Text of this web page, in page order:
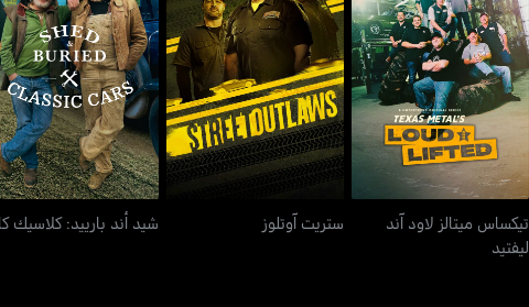
تيكساس ميتالز لاود آند
ليفتيد
تيكساس ميتالز لاود آند
ليفتيد
ستريت آوتلوز
ستريت آوتلوز
شيد أند بارييد: كلاسيك
شيد أند بارييد: كلاسيك